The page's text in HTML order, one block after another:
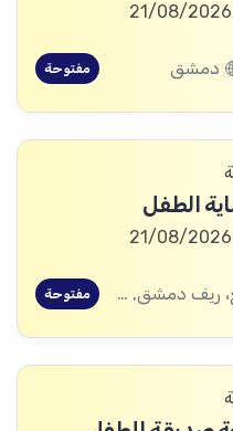
دمشق مفتوحة
الطفل
سعسع، ريف دمشق, قدسيا، ريف دمشق, قطنا، ريف دمشق, مضايا، ريف دمشق, الديماس، ريف دمشق, سرغايا، ريف دمشق, بيت جن، ريف دمشق, عين الفيجة، ريف دمشق مفتوحة